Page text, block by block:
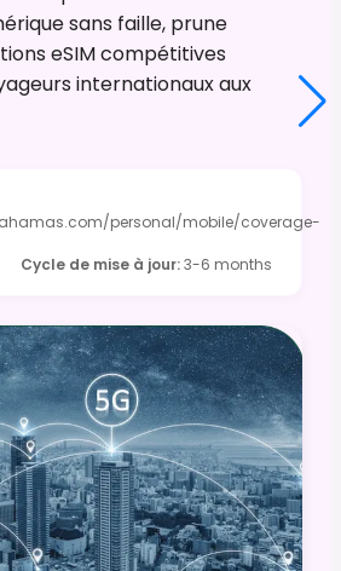
sans faille, prune
eSIM compétitives
internationaux aux
personal/mobile/coverage-
Cycle de mise à jour:3-6 months